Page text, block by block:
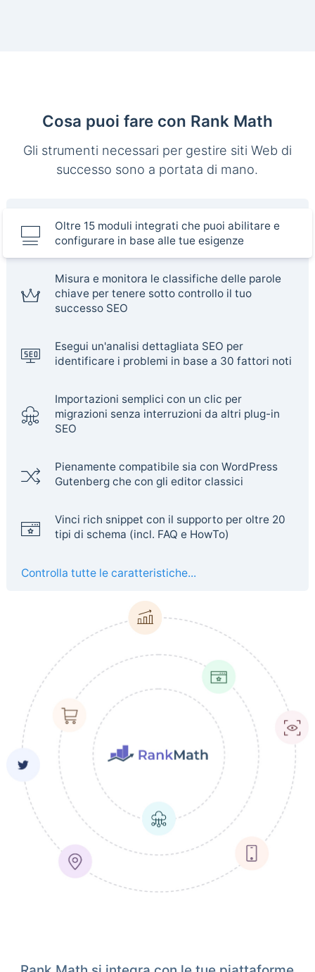
Cosa puoi fare con Rank Math
Gli strumenti necessari per gestire siti Web di
successo sono a portata di mano.
Oltre 15 moduli integrati che puoi abilitare e
configurare in base alle tue esigenze
Misura e monitora le classifiche delle parole
chiave per tenere sotto controllo il tuo
successo SEO
Esegui un'analisi dettagliata SEO per
identificare i problemi in base a 30 fattori noti
Importazioni semplici con un clic per
migrazioni senza interruzioni da altri plug-in
SEO
Pienamente compatibile sia con WordPress
Gutenberg che con gli editor classici
Vinci rich snippet con il supporto per oltre 20
tipi di schema (incl. FAQ e HowTo)
Controlla tutte le caratteristiche...